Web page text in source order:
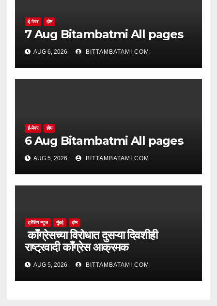
ई-पेपर होम
7 Aug Bitambatmi All pages
AUG 6, 2026 BITTAMBATAMI.COM
ई-पेपर होम
6 Aug Bitambatmi All pages
AUG 5, 2026 BITTAMBATAMI.COM
ट्रेंडिंग न्यूज मुंबई होम
काँग्रेसच्या विरोधात दुसऱ्या दिवशीही
राष्ट्रवादी काँग्रेस आक्रमक
AUG 5, 2026 BITTAMBATAMI.COM